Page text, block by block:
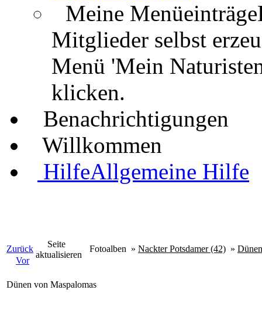
Meine Menüeinträge
Mitglieder selbst
Menü 'Mein
klicken.
Benachrichtigungen
Willkommen
HilfeAllgemeine Hilfe
Zurück
Vor
Seite
aktualisieren
Fotoalben » Nackter Potsdamer (42) »
Dünen von Maspalomas